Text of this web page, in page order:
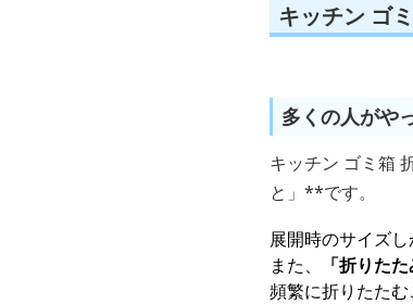
キッチン ゴ
多くの人がや
キッチン ゴミ箱
と」**です。
展開時のサイズ
また、
「折りた
頻繁に折りたた